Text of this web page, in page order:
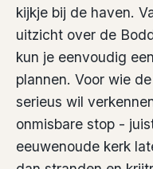
kijkje bij de haven.
uitzicht over de
kun je eenvoudig
plannen. Voor wie
serieus wil
onmisbare stop -
eeuwenoude kerk